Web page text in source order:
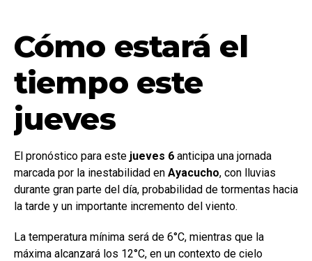
Cómo estará el
tiempo este
jueves
El pronóstico para este jueves 6 anticipa una jornada
marcada por la inestabilidad en Ayacucho, con lluvias
durante gran parte del día, probabilidad de tormentas hacia
la tarde y un importante incremento del viento.
La temperatura mínima será de 6°C, mientras que la
máxima alcanzará los 12°C, en un contexto de cielo